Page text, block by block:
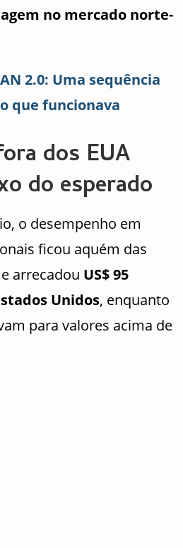
no mercado norte-
2.0: Uma sequência
que funcionava
dos EUA
do esperado
o desempenho em
ficou aquém das
arrecadou US$ 95
Unidos, enquanto
para valores acima de